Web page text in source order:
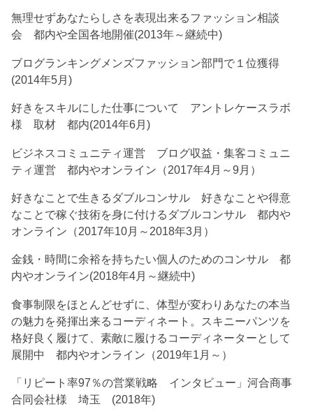
無理せずあなたらしさを表現出来るファッション相談
会 都内や全国各地開催(2013年～継続中)
ブログランキングメンズファッション部門で１位獲得
(2014年5月)
好きをスキルにした仕事について アントレケースラボ
様 取材 都内(2014年6月)
ビジネスコミュニティ運営 ブログ収益・集客コミュニ
ティ運営 都内やオンライン（2017年4月～9月）
好きなことで生きるダブルコンサル 好きなことや得意
なことで稼ぐ技術を身に付けるダブルコンサル 都内や
オンライン（2017年10月～2018年3月）
金銭・時間に余裕を持ちたい個人のためのコンサル 都
内やオンライン(2018年4月～継続中)
食事制限をほとんどせずに、体型が変わりあなたの本当
の魅力を発揮出来るコーディネート。スキニーパンツを
格好良く履けて、素敵に履けるコーディネーターとして
展開中 都内やオンライン（2019年1月～）
「リピート率97％の営業戦略 インタビュー」河合商事
合同会社様 埼玉 (2018年)